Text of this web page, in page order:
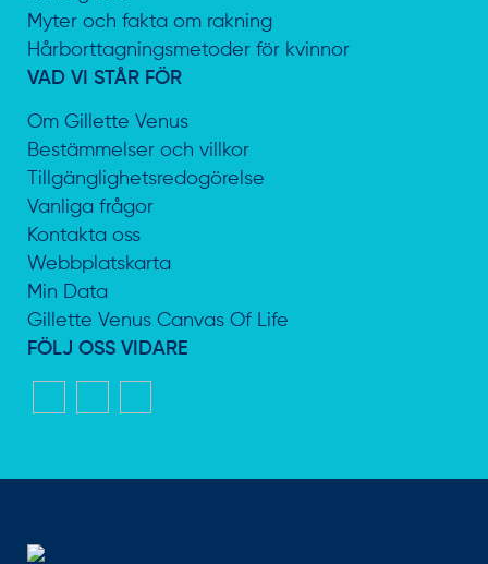
Myter och fakta om rakning
Hårborttagningsmetoder för kvinnor
VAD VI STÅR FÖR
Om Gillette Venus
Bestämmelser och villkor
Tillgänglighetsredogörelse
Vanliga frågor
Kontakta oss
Webbplatskarta
Min Data
Gillette Venus Canvas Of Life
FÖLJ OSS VIDARE